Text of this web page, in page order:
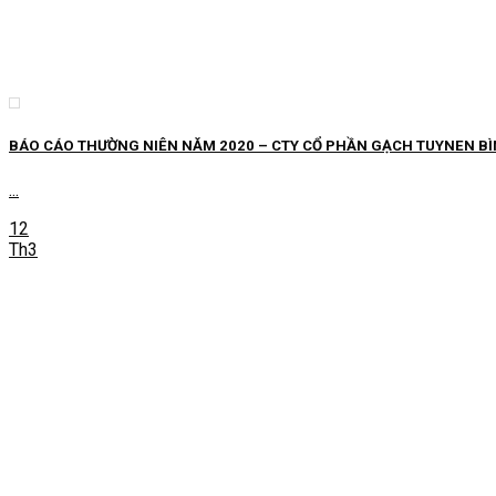
BÁO CÁO THƯỜNG NIÊN NĂM 2020 – CTY CỔ PHẦN GẠCH TUYNEN
...
12
Th3